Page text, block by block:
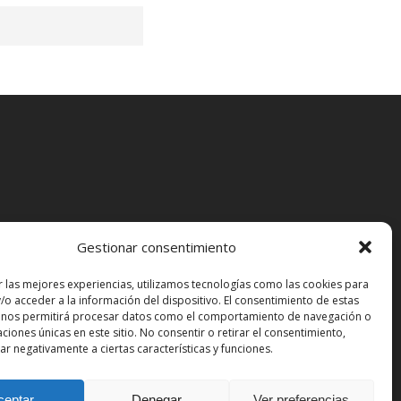
Gestionar consentimiento
las mejores experiencias, utilizamos tecnologías como las cookies para
o acceder a la información del dispositivo. El consentimiento de estas
permitirá procesar datos como el comportamiento de navegación o
únicas en este sitio. No consentir o retirar el consentimiento,
negativamente a ciertas características y funciones.
i actuals.
distància
de Formentera.
tot el necessari
les comoditats de